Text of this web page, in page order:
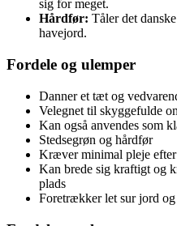
sig for meget.
Hårdfør: Tåler det
havejord.
Fordele og ulemper
Danner et tæt og
Velegnet til skyggefulde
Kan også anvendes som
Stedsegrøn og hårdfør
Kræver minimal pleje
Kan brede sig kraftigt og
plads
Foretrækker let sur jord